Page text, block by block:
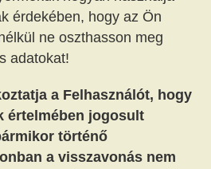
érdekében, hogy az Ön
ne oszthasson meg
adatokat!
a Felhasználót, hogy
értelmében jogosult
történő
a visszavonás nem